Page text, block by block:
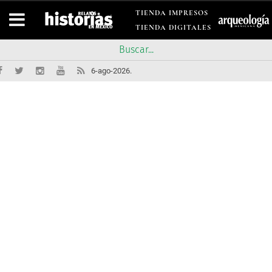
TIENDA IMPRESOS
TIENDA DIGITALES
6-ago-2026.